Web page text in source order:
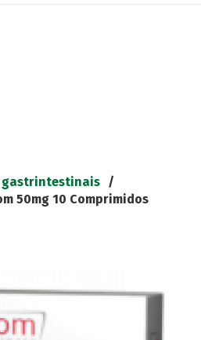
gastrintestinais /
50mg 10 Comprimidos